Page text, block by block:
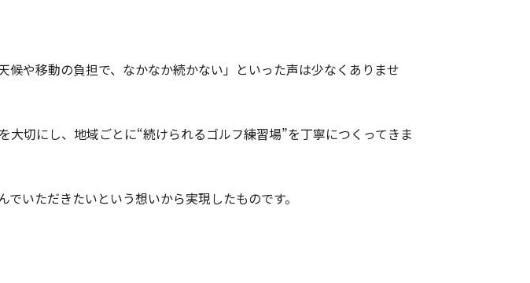
や移動の負担で、なかなか続かない」といった声は少なくありませ
を大切にし、地域ごとに“続けられるゴルフ練習場”を丁寧につくってきま
いただきたいという想いから実現したものです。